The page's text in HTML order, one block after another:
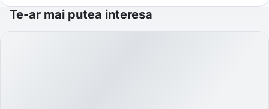
Te-ar mai putea interesa